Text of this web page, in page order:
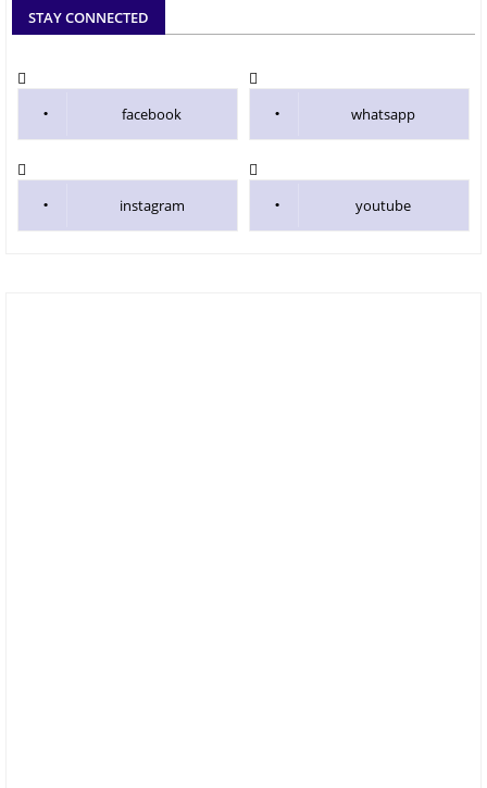
STAY CONNECTED
facebook whatsapp
instagram youtube